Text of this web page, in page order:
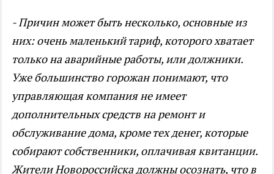
- Причин может быть несколько, основные из
них: очень маленький тариф, которого хватает
только на аварийные работы, или должники.
Уже большинство горожан понимают, что
управляющая компания не имеет
дополнительных средств на ремонт и
обслуживание дома, кроме тех денег, которые
собирают собственники, оплачивая квитанции.
Жители Новороссийска должны осознать, что в